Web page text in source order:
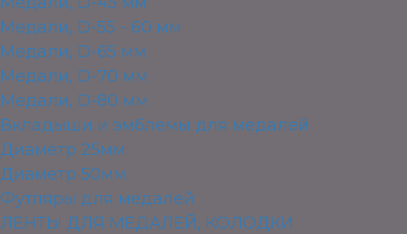
Медали, D-55 - 60 мм
Медали, D-65 мм
Медали, D-70 мм
Медали, D-80 мм
Вкладыши и эмблемы для медалей
Диаметр 25мм
Диаметр 50мм
Футляры для медалей
ЛЕНТЫ ДЛЯ МЕДАЛЕЙ, КОЛОДКИ